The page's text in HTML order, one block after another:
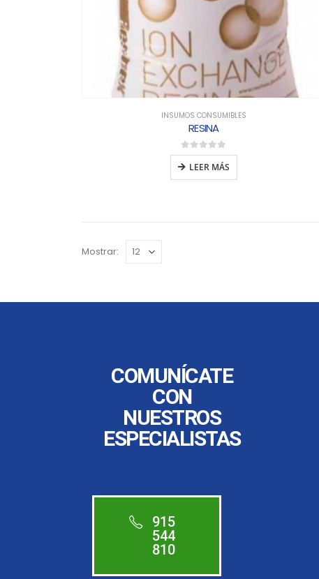
INSUMOS CONSUMIBLES
RESINA
0out of 5
LEER MÁS
Mostrar:
COMUNÍCATE
CON
NUESTROS
ESPECIALISTAS
915
544
810